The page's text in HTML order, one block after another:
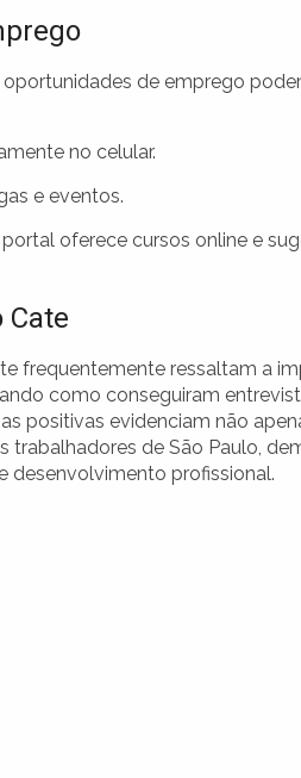
de emprego
no celular.
e eventos.
oferece cursos online e
Cate
frequentemente ressaltam a
como conseguiram
positivas evidenciam não
de São Paulo,
desenvolvimento profissional.